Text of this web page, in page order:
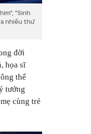
"Sinh
nhiều thứ
đời
họa sĩ
thể
tưởng
cùng trẻ